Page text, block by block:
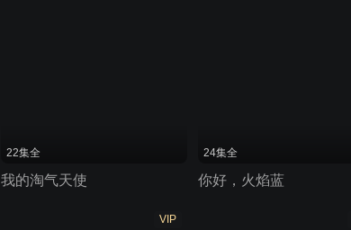
22集全
我的淘气天使
24集全
你好，火焰蓝
VIP